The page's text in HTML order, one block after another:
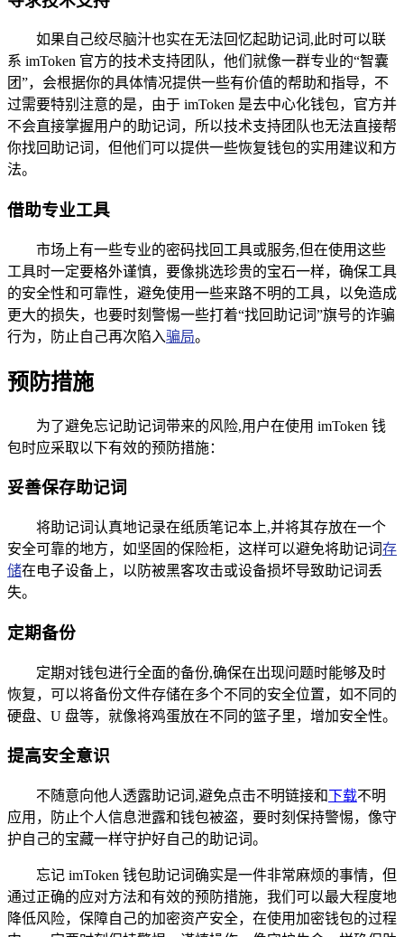
如果自己绞尽脑汁也实在无法回忆起助记词,此时可以联
系 imToken 官方的技术支持团队，他们就像一群专业的“智囊
团”，会根据你的具体情况提供一些有价值的帮助和指导，不
过需要特别注意的是，由于 imToken 是去中心化钱包，官方并
不会直接掌握用户的助记词，所以技术支持团队也无法直接帮
你找回助记词，但他们可以提供一些恢复钱包的实用建议和方
法。
借助专业工具
市场上有一些专业的密码找回工具或服务,但在使用这些
工具时一定要格外谨慎，要像挑选珍贵的宝石一样，确保工具
的安全性和可靠性，避免使用一些来路不明的工具，以免造成
更大的损失，也要时刻警惕一些打着“找回助记词”旗号的诈骗
行为，防止自己再次陷入骗局。
预防措施
为了避免忘记助记词带来的风险,用户在使用 imToken 钱
包时应采取以下有效的预防措施：
妥善保存助记词
将助记词认真地记录在纸质笔记本上,并将其存放在一个
安全可靠的地方，如坚固的保险柜，这样可以避免将助记词存
储在电子设备上，以防被黑客攻击或设备损坏导致助记词丢
失。
定期备份
定期对钱包进行全面的备份,确保在出现问题时能够及时
恢复，可以将备份文件存储在多个不同的安全位置，如不同的
硬盘、U 盘等，就像将鸡蛋放在不同的篮子里，增加安全性。
提高安全意识
不随意向他人透露助记词,避免点击不明链接和下载不明
应用，防止个人信息泄露和钱包被盗，要时刻保持警惕，像守
护自己的宝藏一样守护好自己的助记词。
忘记 imToken 钱包助记词确实是一件非常麻烦的事情，但
通过正确的应对方法和有效的预防措施，我们可以最大程度地
降低风险，保障自己的加密资产安全，在使用加密钱包的过程